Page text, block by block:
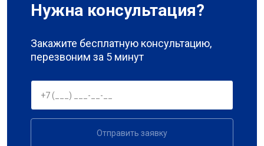
Нужна консультация?
Закажите бесплатную консультацию,
перезвоним за 5 минут
Отправить заявку